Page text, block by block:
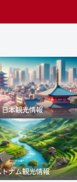
日本観光情報
トナム観光情報